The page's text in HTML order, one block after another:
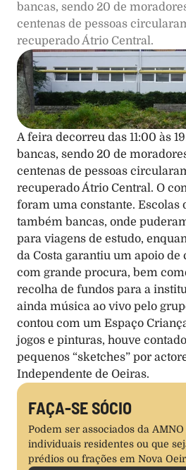
bancas, sendo 20 de
centenas de pessoas
A feira decorreu das 11:00 às
bancas, sendo 20 de
centenas de pessoas
recuperado Átrio Central. O
foram uma constante. Escolas
também bancas, onde
para viagens de estudo,
da Costa garantiu um apoio de
com grande procura, bem
recolha de fundos para a
ainda música ao vivo pelo
contou com um Espaço
jogos e pinturas, houve
pequenos “sketches” por
Independente de Oeiras.
FAÇA-SE SÓCIO
Podem ser associados da AMNO
individuais residentes ou que
prédios ou frações em Nova